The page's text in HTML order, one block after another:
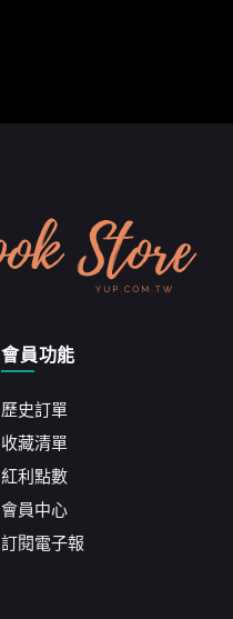
會員功能
歷史訂單
收藏清單
紅利點數
會員中心
訂閱電子報